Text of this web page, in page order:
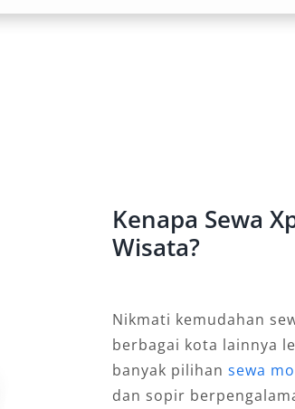
destinasi
memberikan
berkendara.
Sopir
Kenapa Sewa
Wisata?
Nikmati kemudahan
berbagai kota lainnya
banyak pilihansewa
dan sopir